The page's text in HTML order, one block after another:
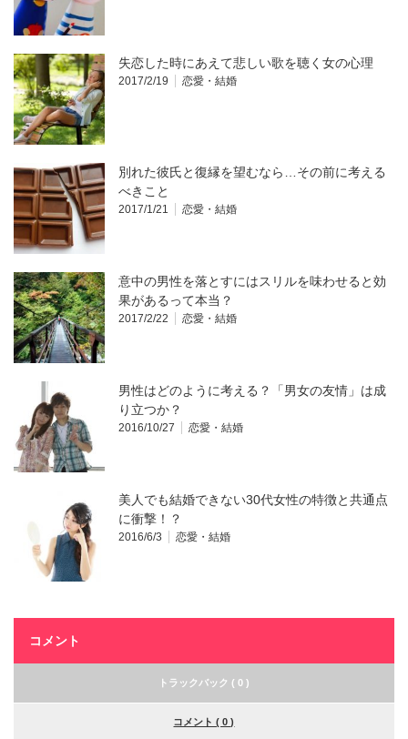
失恋した時にあえて悲しい歌を聴く女の心理
2017/2/19 恋愛・結婚
別れた彼氏と復縁を望むなら…その前に考える
べきこと
2017/1/21 恋愛・結婚
意中の男性を落とすにはスリルを味わせると効
果があるって本当？
2017/2/22 恋愛・結婚
男性はどのように考える？「男女の友情」は成
り立つか？
2016/10/27 恋愛・結婚
美人でも結婚できない30代女性の特徴と共通点
に衝撃！？
2016/6/3 恋愛・結婚
コメント
トラックバック ( 0 )
コメント ( 0 )